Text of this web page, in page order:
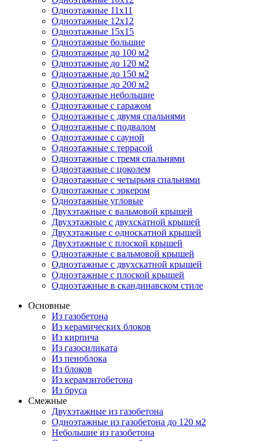
Одноэтажные 11х11
Одноэтажные 12х12
Одноэтажные 15х15
Одноэтажные большие
Одноэтажные до 100 м2
Одноэтажные до 120 м2
Одноэтажные до 150 м2
Одноэтажные до 200 м2
Одноэтажные небольшие
Одноэтажные с гаражом
Одноэтажные с двумя спальнями
Одноэтажные с подвалом
Одноэтажные с сауной
Одноэтажные с террасой
Одноэтажные с тремя спальнями
Одноэтажные с цоколем
Одноэтажные с четырьмя спальнями
Одноэтажные с эркером
Одноэтажные угловые
Двухэтажные с вальмовой крышей
Двухэтажные с двухскатной крышей
Двухэтажные с односкатной крышей
Двухэтажные с плоской крышей
Одноэтажные с вальмовой крышей
Одноэтажные с двухскатной крышей
Одноэтажные с плоской крышей
Одноэтажные в скандинавском стиле
Основные
Из газобетона
Из керамических блоков
Из кирпича
Из газосиликата
Из пеноблока
Из блоков
Из керамзитобетона
Из бруса
Смежные
Двухэтажные из газобетона
Одноэтажные из газобетона до 120 м2
Небольшие из газобетона